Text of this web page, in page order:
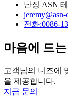
난징 ASN
전화:0086-
마음에 드
고객님의 니즈에
을 제공합니다.
지금 문의